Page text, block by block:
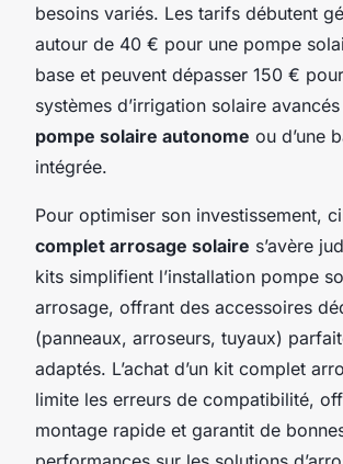
besoins variés. Les tarifs débutent
autour de 40 € pour une pompe
base et peuvent dépasser 150 €
systèmes d’irrigation solaire avancés
pompe solaire autonome ou d’une
intégrée.
Pour optimiser son investissement,
complet arrosage solaire s’avère
kits simplifient l’installation pompe
arrosage, offrant des accessoires
(panneaux, arroseurs, tuyaux)
adaptés. L’achat d’un kit complet
limite les erreurs de compatibilité,
montage rapide et garantit de